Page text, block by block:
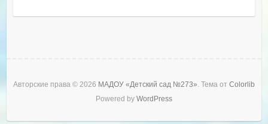
Авторские права © 2026 МАДОУ «Детский сад №273». Тема от Colorlib
Powered by WordPress